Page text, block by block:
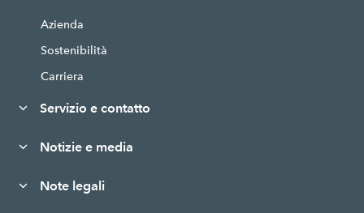
Azienda
Sostenibilità
Carriera
Servizio e contatto
Notizie e media
Note legali